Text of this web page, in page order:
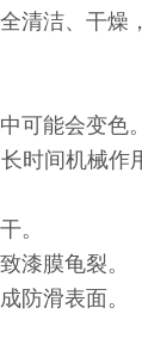
清洁、干燥
可能会变色。
时间机械作
。
漆膜龟裂。
防滑表面。